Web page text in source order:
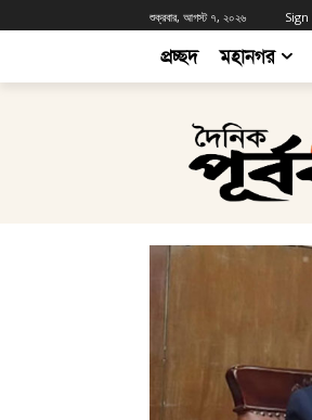
শুক্রবার, আগস্ট ৭, ২০২৬
প্রচ্ছদ মহানগর